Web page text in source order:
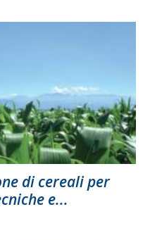
di cereali per
e...